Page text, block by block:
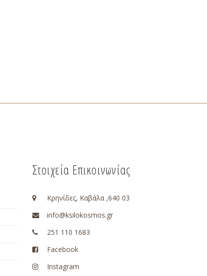
Στοιχεία Επικοινωνίας
Κρηνίδες, Καβάλα ,640 03
info@ksilokosmos.gr
251 110 1683
Facebook
Instagram